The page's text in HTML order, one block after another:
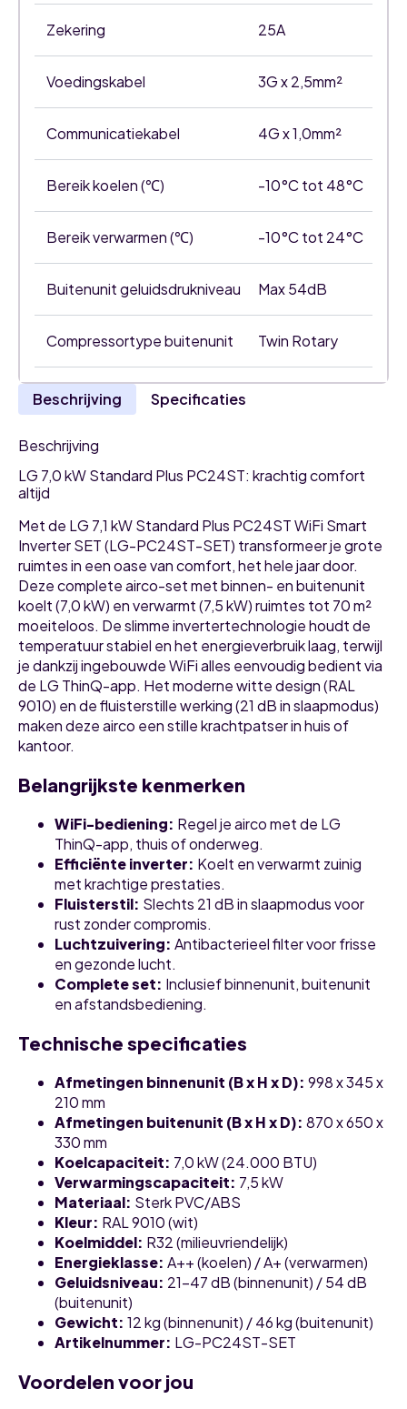
Zekering 25A
Voedingskabel 3G x 2,5mm²
Communicatiekabel 4G x 1,0mm²
Bereik koelen (℃) -10°C tot 48°C
Bereik verwarmen (℃) -10°C tot 24°C
Buitenunit geluidsdrukniveau Max 54dB
Compressortype buitenunit Twin Rotary
Beschrijving Specificaties
Beschrijving
LG 7,0 kW Standard Plus PC24ST: krachtig comfort
altijd
Met de LG 7,1 kW Standard Plus PC24ST WiFi Smart
Inverter SET (LG-PC24ST-SET) transformeer je grote
ruimtes in een oase van comfort, het hele jaar door.
Deze complete airco-set met binnen- en buitenunit
koelt (7,0 kW) en verwarmt (7,5 kW) ruimtes tot 70 m²
moeiteloos. De slimme invertertechnologie houdt de
temperatuur stabiel en het energieverbruik laag, terwijl
je dankzij ingebouwde WiFi alles eenvoudig bedient via
de LG ThinQ-app. Het moderne witte design (RAL
9010) en de fluisterstille werking (21 dB in slaapmodus)
maken deze airco een stille krachtpatser in huis of
kantoor.
Belangrijkste kenmerken
WiFi-bediening: Regel je airco met de LG
ThinQ-app, thuis of onderweg.
Efficiënte inverter: Koelt en verwarmt zuinig
met krachtige prestaties.
Fluisterstil: Slechts 21 dB in slaapmodus voor
rust zonder compromis.
Luchtzuivering: Antibacterieel filter voor frisse
en gezonde lucht.
Complete set: Inclusief binnenunit, buitenunit
en afstandsbediening.
Technische specificaties
Afmetingen binnenunit (B x H x D): 998 x 345 x
210 mm
Afmetingen buitenunit (B x H x D): 870 x 650 x
330 mm
Koelcapaciteit: 7,0 kW (24.000 BTU)
Verwarmingscapaciteit: 7,5 kW
Materiaal: Sterk PVC/ABS
Kleur: RAL 9010 (wit)
Koelmiddel: R32 (milieuvriendelijk)
Energieklasse: A++ (koelen) / A+ (verwarmen)
Geluidsniveau: 21–47 dB (binnenunit) / 54 dB
(buitenunit)
Gewicht: 12 kg (binnenunit) / 46 kg (buitenunit)
Artikelnummer: LG-PC24ST-SET
Voordelen voor jou